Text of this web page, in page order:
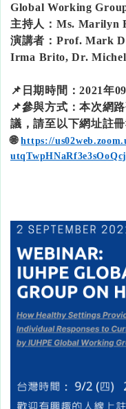
Global Working
主持人：Ms. Marilyn
演講者：Prof. Mark
Irma Brito, Dr.
📌日期時間：2021年
📌參與方式：本次網
議，請至以下網址註冊
🌐https://